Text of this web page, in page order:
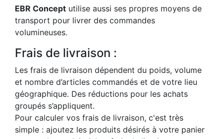
EBR Concept utilise aussi ses propres moyens de
transport pour livrer des commandes
volumineuses.
Frais de livraison :
Les frais de livraison dépendent du poids, volume
et nombre d’articles commandés et de votre lieu
géographique. Des réductions pour les achats
groupés s’appliquent.
Pour calculer vos frais de livraison, c'est très
simple : ajoutez les produits désirés à votre panier